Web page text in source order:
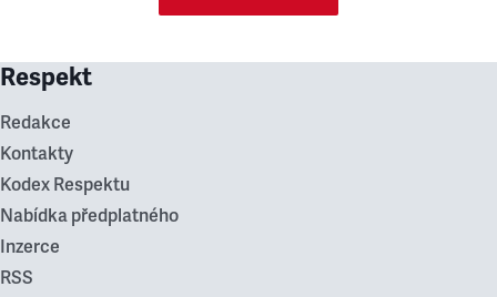
Respekt
Redakce
Kontakty
Kodex Respektu
Nabídka předplatného
Inzerce
RSS